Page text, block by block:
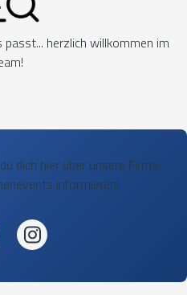
herzlich willkommen im
dich hier über unsere Firma,
informieren!